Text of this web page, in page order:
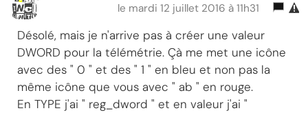
le mardi 12 juillet 2016 à 11h31
Désolé, mais je n'arrive pas à créer une valeur
DWORD pour la télémétrie. Çà me met une icône
avec des " 0 " et des " 1 " en bleu et non pas la
même icône que vous avec " ab " en rouge.
En TYPE j'ai " reg_dword " et en valeur j'ai "